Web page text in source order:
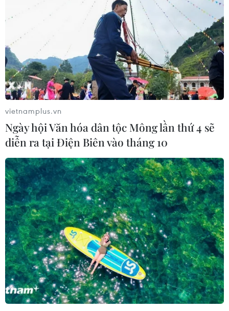
TIN CÙNG CHUYÊN MỤC
Canada áp dụng biện pháp tự vệ tạm
thời với tủ gỗ và tủ lavabo nhập khẩu
07/08/2026 14:52
Kinh tế Mỹ bất ngờ mất 23.000 việc
làm trong tháng 7
07/08/2026 13:57
Tổng thống Mỹ Donald Trump nói
còn quá sớm để bàn về người kế
nhiệm
07/08/2026 06:29
Meta bồi thường gần 600 triệu USD
vì gây tổn hại sức khỏe tâm thần trẻ
vietnamplus.vn
Ngày hội Văn hóa dân tộc Mông lần thứ 4 sẽ
diễn ra tại Điện Biên vào tháng 10